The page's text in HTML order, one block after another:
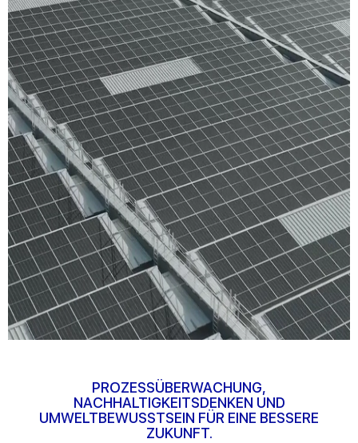
PROZESSÜBERWACHUNG,
NACHHALTIGKEITSDENKEN UND
UMWELTBEWUSSTSEIN FÜR EINE BESSERE
ZUKUNFT.